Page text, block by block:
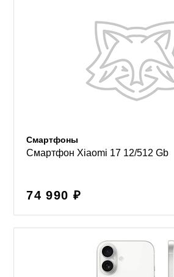
Смартфоны
Смартфон Xiaomi 17 12/512 Gb
74 990 ₽